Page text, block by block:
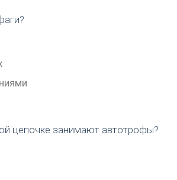
цепочке занимают автотрофы?